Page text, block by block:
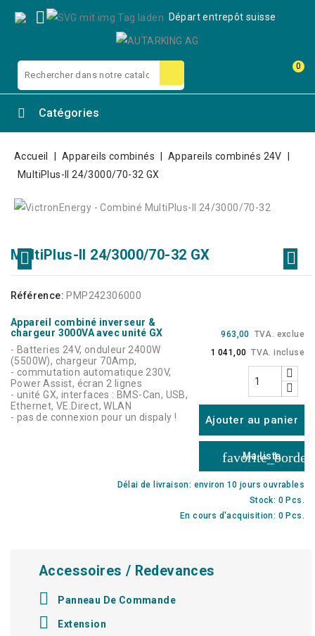
Départ entrepôt suisse
0

Catégories
Accueil Appareils combinés
Appareils combinés 24V
MultiPlus-II 24/3000/70-32 GX
MultiPlus-II 24/3000/70-32 GX
Référence: PMP242306000
Appareil combiné inverseur &
chargeur 3000VA avec unité GX
- Batteries 24V, onduleur 2400W
(5500W), chargeur 70Amp,
- commutation automatique 230V,
Power Assist, écran 2 lignes
- unité GX, interfaces : BMS-Can, USB,
Ethernet, VE.Direct, WLAN
- pas de connexion pour un dispaly !
963,00 TVA. exclue
1 041,00 TVA. incluse
Ajouter au panier
favorite_border
Ma liste
Délai de livraison: environ 10 jours ouvrables
Stock: 0 Pcs.
En cours d'acquisition: 0 Pcs.
Accessoires / Redevances
 Panneau De Commande
 Extension